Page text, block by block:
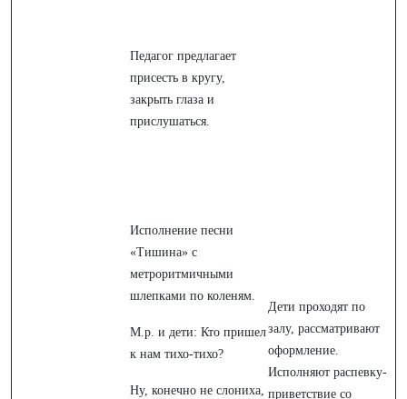
Педагог предлагает
присесть в кругу,
закрыть глаза и
прислушаться.
Исполнение песни
«Тишина» с
метроритмичными
шлепками по коленям.
М.р. и дети: Кто пришел
к нам тихо-тихо?
Ну, конечно не слониха,
Дети проходят по
залу, рассматривают
оформление.
Исполняют распевку-
приветствие со